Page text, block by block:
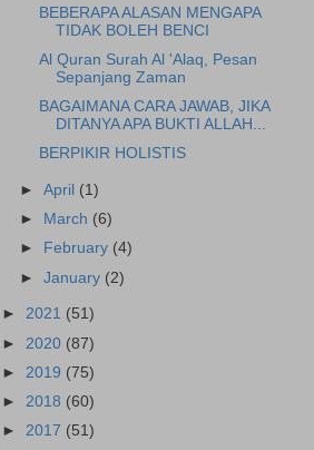
BEBERAPA ALASAN MENGAPA
TIDAK BOLEH BENCI
Al Quran Surah Al 'Alaq, Pesan
Sepanjang Zaman
BAGAIMANA CARA JAWAB, JIKA
DITANYA APA BUKTI ALLAH...
BERPIKIR HOLISTIS
►April (1)
►
March (6)
►
February (4)
►January (2)
► 2021 (51)
► 2020 (87)
► 2019 (75)
► 2018 (60)
► 2017 (51)